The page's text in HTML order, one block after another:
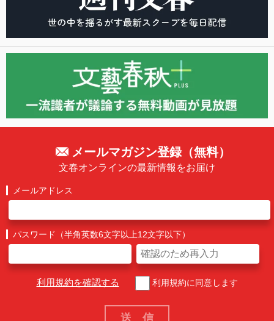
メールマガジン登録（無料）
文春オンラインの最新情報をお届け
メールアドレス
パスワード（半角英数6文字以上12文字以下）
利用規約を確認する 利用規約に同意します